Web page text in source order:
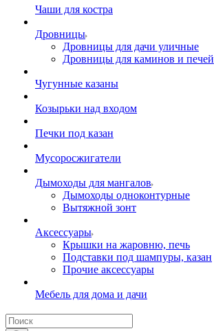
Чаши для костра
Дровницы
Дровницы для дачи уличные
Дровницы для каминов и печей
Чугунные казаны
Козырьки над входом
Печки под казан
Мусоросжигатели
Дымоходы для мангалов
Дымоходы одноконтурные
Вытяжной зонт
Аксессуары
Крышки на жаровню, печь
Подставки под шампуры, казан
Прочие аксессуары
Мебель для дома и дачи